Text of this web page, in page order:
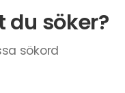
du söker?
sökord